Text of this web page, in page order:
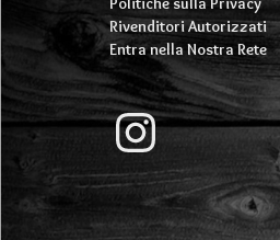
Rivenditori Autorizzati
Entra nella Nostra Rete
Instagram